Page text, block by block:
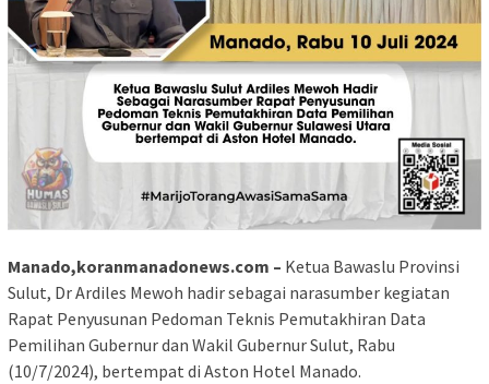
Manado,koranmanadonews.com – Ketua Bawaslu Provinsi
Sulut, Dr Ardiles Mewoh hadir sebagai narasumber kegiatan
Rapat Penyusunan Pedoman Teknis Pemutakhiran Data
Pemilihan Gubernur dan Wakil Gubernur Sulut, Rabu
(10/7/2024), bertempat di Aston Hotel Manado.